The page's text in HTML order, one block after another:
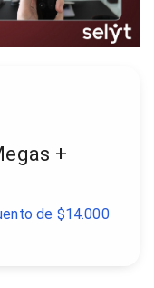
+
de $14.000